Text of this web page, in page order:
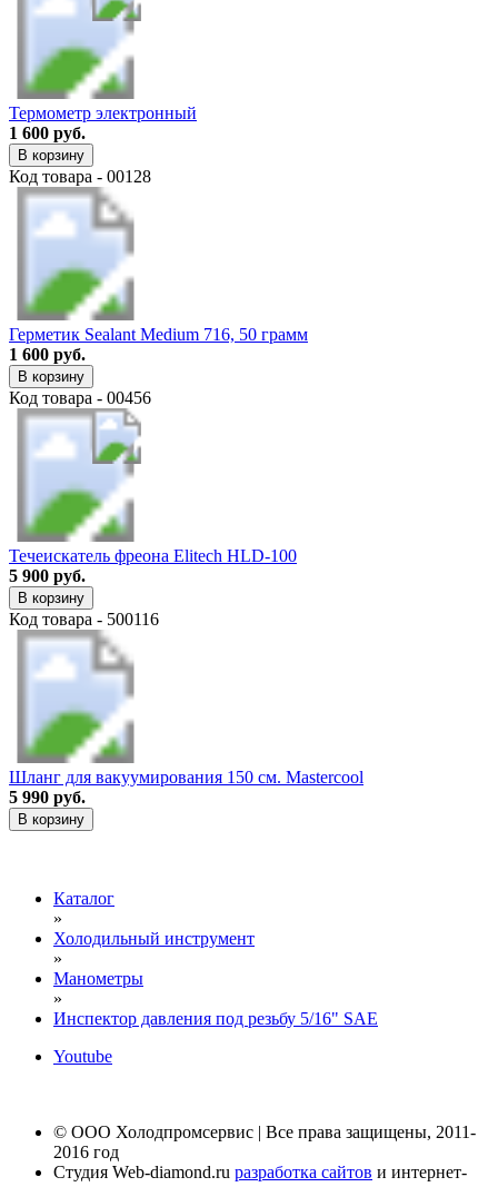
Термометр электронный
1 600 руб.
В корзину
Код товара - 00128
Герметик Sealant Medium 716, 50 грамм
1 600 руб.
В корзину
Код товара - 00456
Течеискатель фреона Elitech HLD-100
5 900 руб.
В корзину
Код товара - 500116
Шланг для вакуумирования 150 см. Mastercool
5 990 руб.
В корзину
Каталог
»
Холодильный инструмент
»
Манометры
»
Инспектор давления под резьбу 5/16" SAE
Youtube
© ООО Холодпромсервис | Все права защищены, 2011-
2016 год
Студия Web-diamond.ru разработка сайтов и интернет-